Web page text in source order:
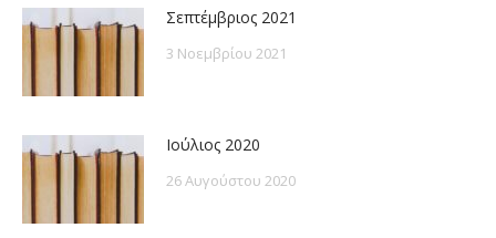
Σεπτέμβριος 2021
3 Νοεμβρίου 2021
Ιούλιος 2020
26 Αυγούστου 2020